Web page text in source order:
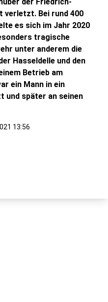
verletzt. Bei rund 400
es sich im Jahr 2020
tragische
unter anderem die
Hasseldelle und den
Betrieb am
ein Mann in ein
und später an seinen
13:56